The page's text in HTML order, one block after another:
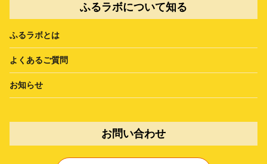
ふるラボについて知る
ふるラボとは
よくあるご質問
お知らせ
お問い合わせ